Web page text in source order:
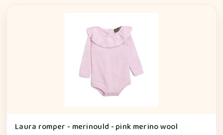
Laura romper - merinould - pink merino wool